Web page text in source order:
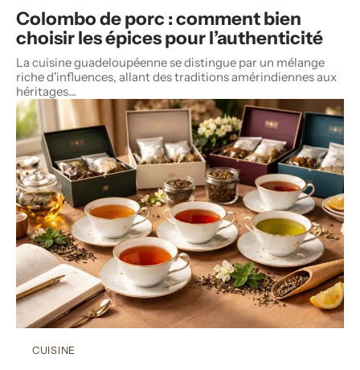
Colombo de porc : comment bien
choisir les épices pour l’authenticité
La cuisine guadeloupéenne se distingue par un mélange
riche d'influences, allant des traditions amérindiennes aux
héritages…
CUISINE